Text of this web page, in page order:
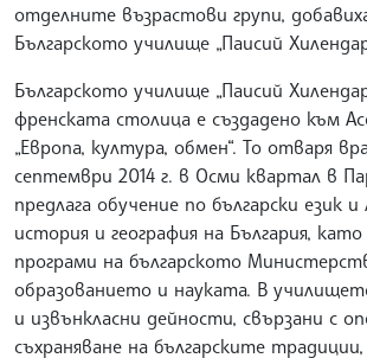
отделните възрастови групи,
Българското училище „Паисий
Българското училище „Паисий
френската столица е създадено към
„Европа, култура, обмен“. То отваря
септември 2014 г. в Осми квартал в
предлага обучение по български език
история и география на България,
програми на българското
образованието и науката. В
и извънкласни дейности, свързани с
съхраняване на българските